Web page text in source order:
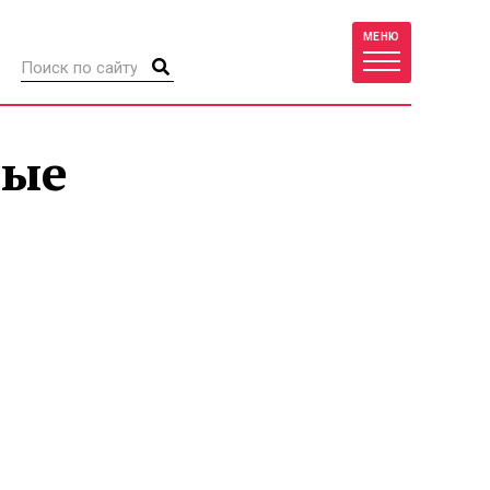
МЕНЮ